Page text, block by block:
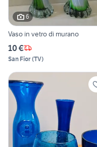
6
Vaso in vetro di murano
10 €
San Fior(TV)